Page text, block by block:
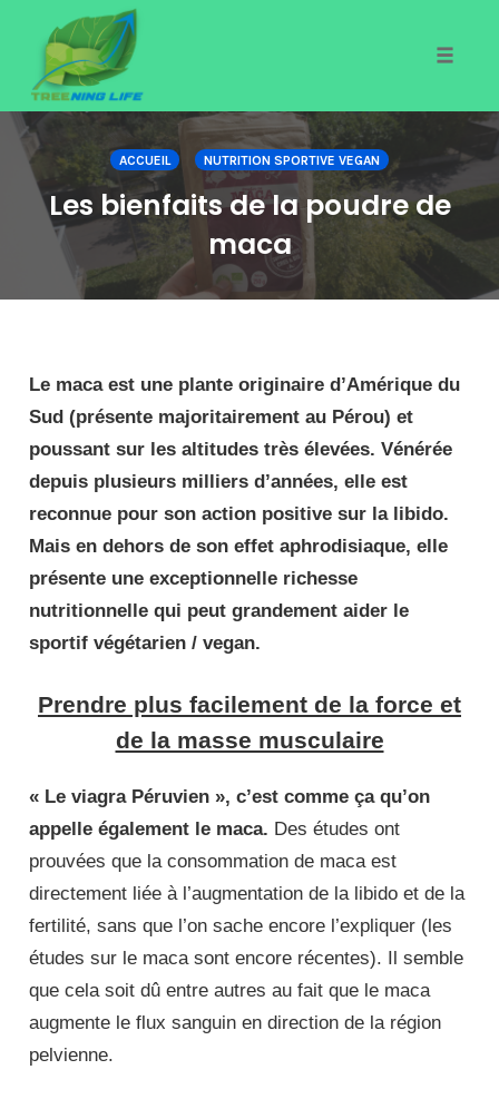
Skip
content
ACCUEIL NUTRITION SPORTIVE VEGAN
Les bienfaits de la poudre de
maca
Le maca est une plante originaire d’Amérique du
Sud (présente majoritairement au Pérou) et
poussant sur les altitudes très élevées. Vénérée
depuis plusieurs milliers d’années, elle est
reconnue pour son action positive sur la libido.
Mais en dehors de son effet aphrodisiaque, elle
présente une exceptionnelle richesse
nutritionnelle qui peut grandement aider le
sportif végétarien / vegan.
Prendre plus facilement de la force et
de la masse musculaire
« Le viagra Péruvien », c’est comme ça qu’on
appelle également le maca. Des études ont
prouvées que la consommation de maca est
directement liée à l’augmentation de la libido et de la
fertilité, sans que l’on sache encore l’expliquer (les
études sur le maca sont encore récentes). Il semble
que cela soit dû entre autres au fait que le maca
augmente le flux sanguin en direction de la région
pelvienne.